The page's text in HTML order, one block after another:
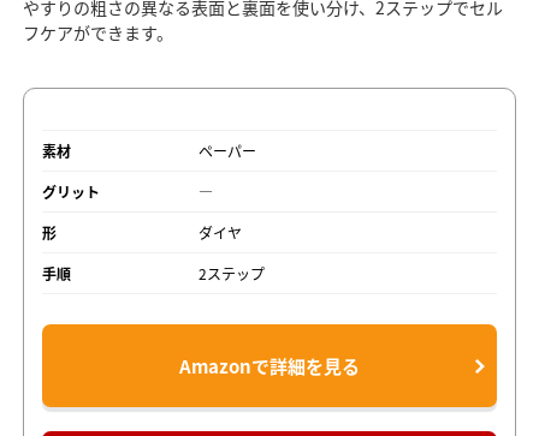
やすりの粗さの異なる表面と裏面を使い分け、2ステップでセル
フケアができます。
素材
ペーパー
グリット
―
形
ダイヤ
手順
2ステップ
Amazonで詳細を見る